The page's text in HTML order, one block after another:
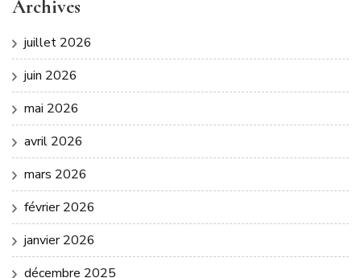
Archives
juillet 2026
juin 2026
mai 2026
avril 2026
mars 2026
février 2026
janvier 2026
décembre 2025